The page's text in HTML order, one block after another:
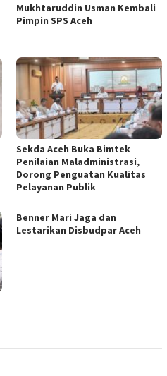
Mukhtaruddin Usman Kembali
Pimpin SPS Aceh
Sekda Aceh Buka Bimtek
Penilaian Maladministrasi,
Dorong Penguatan Kualitas
Pelayanan Publik
Benner Mari Jaga dan
Lestarikan Disbudpar Aceh